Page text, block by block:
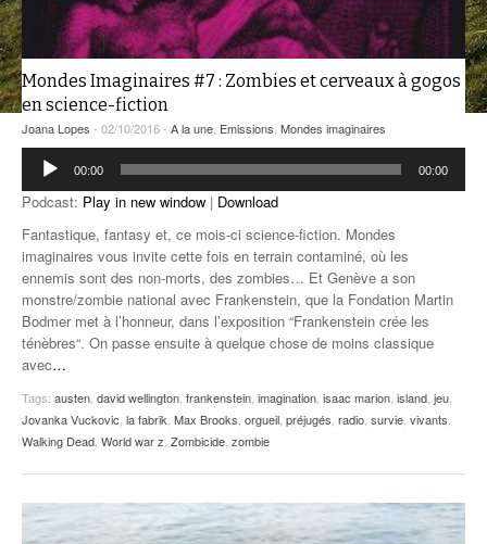
ANCIENNES ÉMISSIONS
Mondes Imaginaires #7 : Zombies et cerveaux à gogos
en science-fiction
Joana Lopes - 02/10/2016 - A la une Emissions Mondes imaginaires
Lecteur
audio
00:00 00:00
Podcast: Play in new window | Download
Fantastique, fantasy et, ce mois-ci science-fiction. Mondes
imaginaires vous invite cette fois en terrain contaminé, où les
ennemis sont des non-morts, des zombies… Et Genève a son
monstre/zombie national avec Frankenstein, que la Fondation Martin
Bodmer met à l’honneur, dans l’exposition “Frankenstein crée les
ténèbres“. On passe ensuite à quelque chose de moins classique
avec…
Tags: austen david wellington frankenstein imagination isaac marion island jeu
Jovanka Vuckovic la fabrik Max Brooks orgueil préjugés radio survie vivants
Walking Dead World war z Zombicide zombie